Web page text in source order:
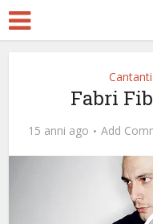
Cantanti
Fabri
15 anni ago Add